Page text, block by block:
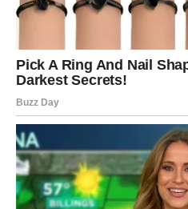
umor. Važno je da napraviš
mnogo vremena uz telefon ili
vazduh ili opuštajuća muzika
resetuješ.
Pazi na nervozu i nesanicu –
je važno da veče provedeš